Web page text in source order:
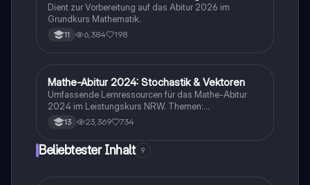
Dient zur Vorbereitung auf das Abitur 2026 im
Grundkurs Mathematik.
11 6,384 198
Mathe
Mathe-Abitur 2024: Stochastik & Vektoren
Umfassende Lernressourcen für das Mathe-Abitur
2024 im Leistungskurs NRW. Themen:
Hypothesentests, Binomialverteilung, Vektorrechnung
(Lagebeziehungen, Abstände, Spiegelung), Analysis
Extremwertaufgaben) und mehr. Ideal zur
13 23,369 734
Beliebtester Inhalt 9